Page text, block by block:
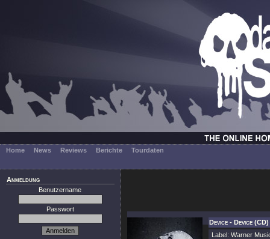
Home News Reviews Berichte Tourdaten
Anmeldung
Benutzername
Passwort
Device - Device (CD)
Label: Warner